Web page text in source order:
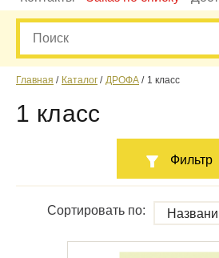
Главная Каталог ДРОФА 1 класс
1 класс
Фильтр
Сортировать по: